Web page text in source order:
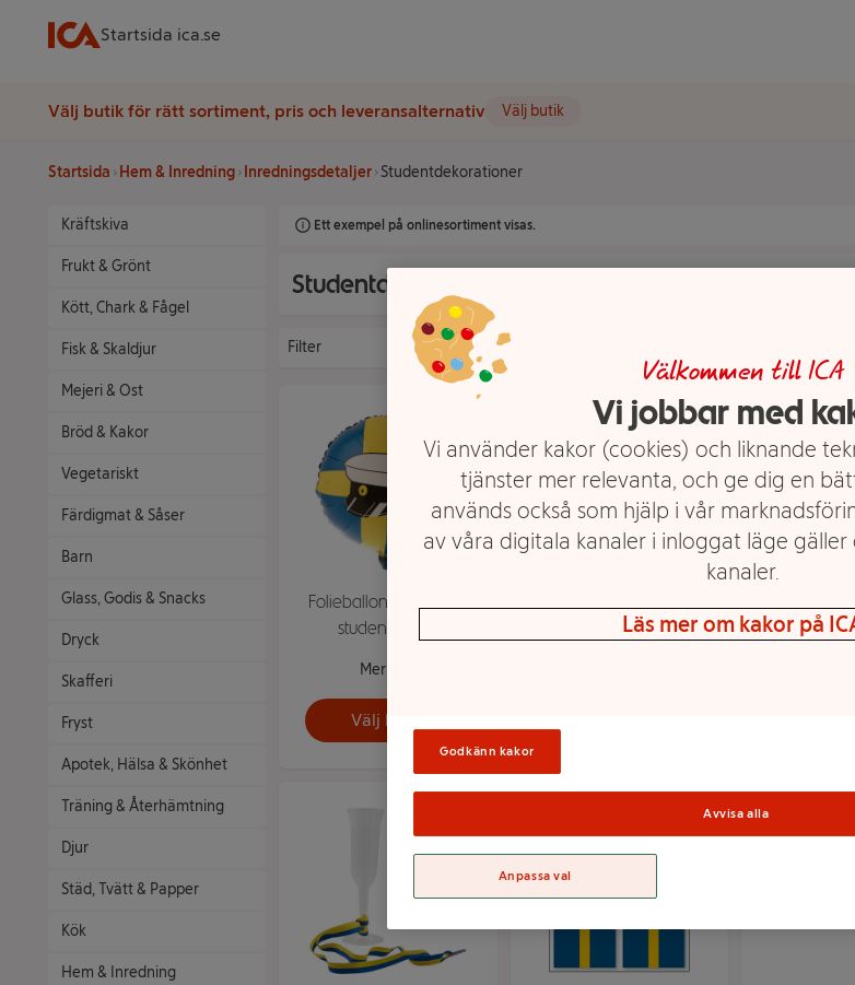
Startsida ica.se
Välj butik för rätt sortiment, pris och leveransalternativ Välj butik
Startsida Hem & Inredning Inredningsdetaljer Studentdekorationer
Kräftskiva
Frukt & Grönt
Kött, Chark & Fågel
Fisk & Skaldjur
Mejeri & Ost
Bröd & Kakor
Vegetariskt
Färdigmat & Såser
Barn
Glass, Godis & Snacks
Dryck
Skafferi
Fryst
Apotek, Hälsa & Skönhet
Träning & Återhämtning
Djur
Städ, Tvätt & Papper
Kök
Hem & Inredning
Ett exempel på onlinesortiment visas.
Studentdekorationer
Filter
Folieballong Flagga &
studentmössa
Mer info
Välj butik
15cm Festive
Välkommen till ICA
Vi jobbar med
Vi använder kakor (cookies) och liknande
tjänster mer relevanta, och ge dig en
används också som hjälp i vår
av våra digitala kanaler i inloggat läge gäller
kanaler.
Läs mer om kakor på
Godkänn kakor
Avvisa alla
Anpassa val